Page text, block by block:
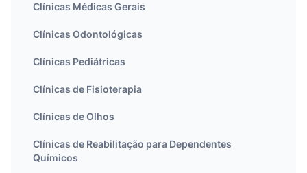
Clínicas Médicas Gerais
Clínicas Odontológicas
Clínicas Pediátricas
Clínicas de Fisioterapia
Clínicas de Olhos
Clínicas de Reabilitação para Dependentes
Químicos